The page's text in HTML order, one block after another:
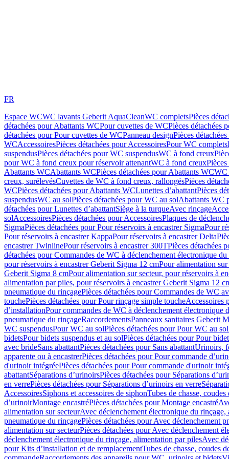
FR
Espace WCWC lavants Geberit AquaCleanWC completsPièces
détachées pour Abattants WCPour cuvettes de WCPièces détachées
détachées pour Pour cuvettes de WCPanneau designPièces
WCAccessoiresPièces détachées pour AccessoiresPour WC complets
suspendusPièces détachées pour WC suspendusWC à fond creux
pour WC à fond creux pour réservoir attenantWC à fond creux
Abattants WCAbattants WCPièces détachées pour Abattants WCWC
creux, surélevésCuvettes de WC à fond creux, rallongésPièces
WCPièces détachées pour Abattants WCLunettes d’abattantPièces
suspendusWC au solPièces détachées pour WC au solAbattants WC
détachées pour Lunettes d’abattantSiège à la turqueAvec rinçage
solAccessoiresPièces détachées pour AccessoiresPlaques de
SigmaPièces détachées pour Pour réservoirs à encastrer SigmaPour
Pour réservoirs à encastrer KappaPour réservoirs à encastrer Delta
encastrer TwinlinePour réservoirs à encastrer 300TPièces détachées
détachées pour Commandes de WC à déclenchement électronique du
pour réservoirs à encastrer Geberit Sigma 12 cmPour alimentation
Geberit Sigma 8 cmPour alimentation sur secteur, pour réservoirs à
alimentation par piles, pour réservoirs à encastrer Geberit Sigma 12
pneumatique du rinçagePièces détachées pour Commandes de WC
touchePièces détachées pour Pour rinçage simple toucheAccessoires
d’installationPour commandes de WC à déclenchement électronique
pneumatique du rinçageRaccordementsPanneaux sanitaires Geberit
WC suspendusPour WC au solPièces détachées pour Pour WC au sol
bidetsPour bidets suspendus et au solPièces détachées pour Pour
avec brideSans abattantPièces détachées pour Sans abattantUrinoirs,
apparente ou à encastrerPièces détachées pour Pour commande
d'urinoir intégréePièces détachées pour Pour commande d'urinoir
abattantSéparations d’urinoirsPièces détachées pour Séparations
en verrePièces détachées pour Séparations d’urinoirs en verre
AccessoiresSiphons et accessoires de siphonTubes de chasse, coudes
dʼurinoirMontage encastréPièces détachées pour Montage encastré
alimentation sur secteurAvec déclenchement électronique du
pneumatique du rinçagePièces détachées pour Avec déclenchement
alimentation sur secteurPièces détachées pour Avec déclenchement
déclenchement électronique du rinçage, alimentation par pilesAvec
pour Kits d’installation et de remplacementTubes de chasse, coudes